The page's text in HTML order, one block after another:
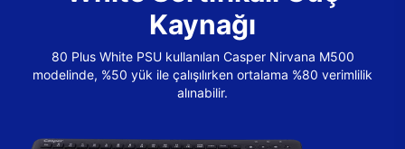
Kaynağı
80 Plus White PSU kullanılan Casper Nirvana M500
modelinde, %50 yük ile çalışılırken ortalama %80 verimlilik
alınabilir.